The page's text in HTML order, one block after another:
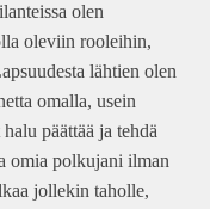
olen
oleviin rooleihin,
lähtien olen
omalla, usein
päättää ja tehdä
omia polkujani ilman
jollekin taholle,